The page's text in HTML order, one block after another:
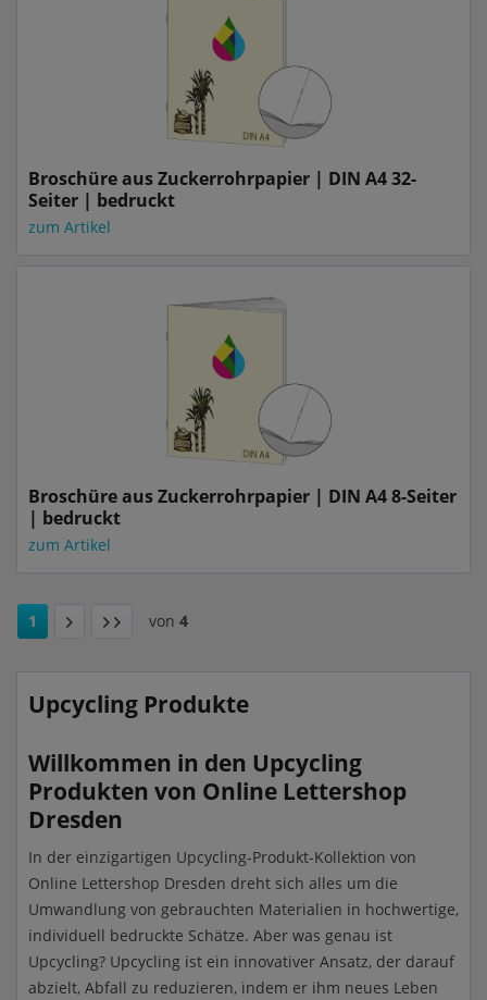
Broschüre aus Zuckerrohrpapier | DIN A4 32-
Seiter | bedruckt
zum Artikel
Broschüre aus Zuckerrohrpapier | DIN A4 8-Seiter
| bedruckt
zum Artikel
1 von 4
Upcycling Produkte
Willkommen in den Upcycling
Produkten von Online Lettershop
Dresden
In der einzigartigen Upcycling-Produkt-Kollektion von
Online Lettershop Dresden dreht sich alles um die
Umwandlung von gebrauchten Materialien in hochwertige,
individuell bedruckte Schätze. Aber was genau ist
Upcycling? Upcycling ist ein innovativer Ansatz, der darauf
abzielt, Abfall zu reduzieren, indem er ihm neues Leben